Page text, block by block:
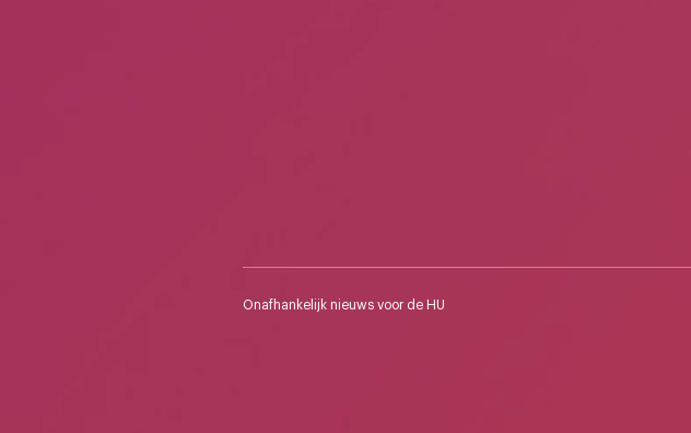
Onafhankelijk nieuws voor de HU